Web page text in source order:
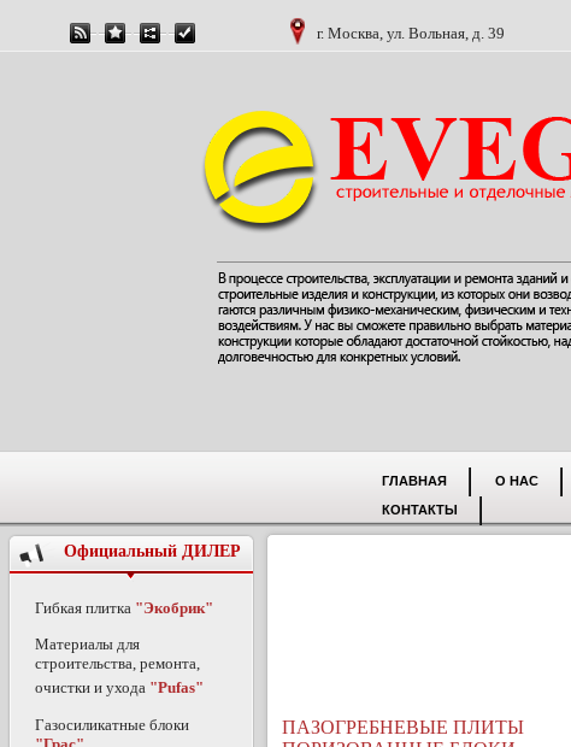
г. Москва, ул. Вольная, д. 39
ГЛАВНАЯ О НАС
КОНТАКТЫ
Официальный ДИЛЕР
Гибкая плитка "Экобрик"
Материалы для
строительства, ремонта,
очистки и ухода "Pufas"
Газосиликатные блоки
ПАЗОГРЕБНЕВЫЕ ПЛИТЫ